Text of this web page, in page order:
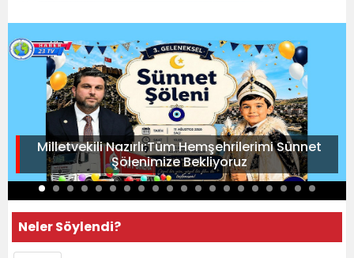
Milletvekili Nazırlı:Tüm Hemşehrilerimi Sünnet
Şölenimize Bekliyoruz
Neler Söylendi?